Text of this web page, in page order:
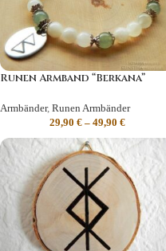
Runen Armband “Berkana”
Armbänder, Runen Armbänder
29,90 € – 49,90 €